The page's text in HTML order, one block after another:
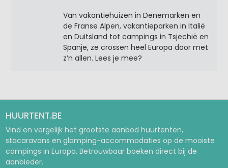
Van vakantiehuizen in Denemarken en
de Franse Alpen, vakantieparken in Italië
en Duitsland tot campings in Tsjechië en
Spanje, ze crossen heel Europa door met
z’n allen. Lees je mee?
HUURTENT.BE
Vind en vergelijk het grootste aanbod huurtenten,
stacaravans en glamping-accommodaties op de mooiste
campings in Europa. Betrouwbaar boeken direct bij de
aanbieder.